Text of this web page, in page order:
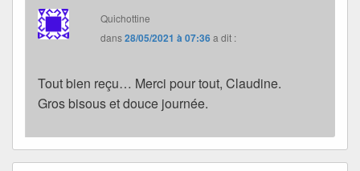
Quichottine
dans28/05/2021 à 07:36a dit :
Tout bien reçu… Merci pour tout, Claudine.
Gros bisous et douce journée.